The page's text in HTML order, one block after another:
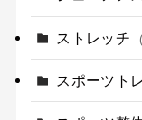
ストレッチ
スポーツト